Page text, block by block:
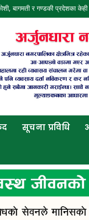
गण्डकी प्रदेशका केही स्थानमा भारी
सूचना प्रविधि